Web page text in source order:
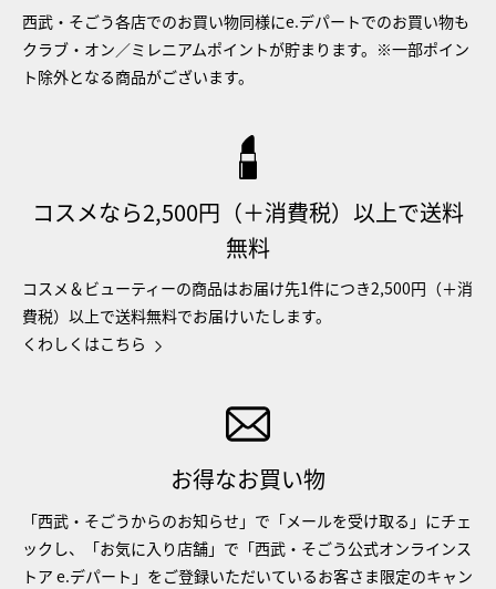
西武・そごう各店でのお買い物同様にe.デパートでのお買い物も
クラブ・オン／ミレニアムポイントが貯まります。※一部ポイン
ト除外となる商品がございます。
コスメなら2,500円（＋消費税）以上で送料
無料
コスメ＆ビューティーの商品はお届け先1件につき2,500円（＋消
費税）以上で送料無料でお届けいたします。
くわしくはこちら
お得なお買い物
「西武・そごうからのお知らせ」で「メールを受け取る」にチェ
ックし、「お気に入り店舗」で「西武・そごう公式オンラインス
トア e.デパート」をご登録いただいているお客さま限定のキャン